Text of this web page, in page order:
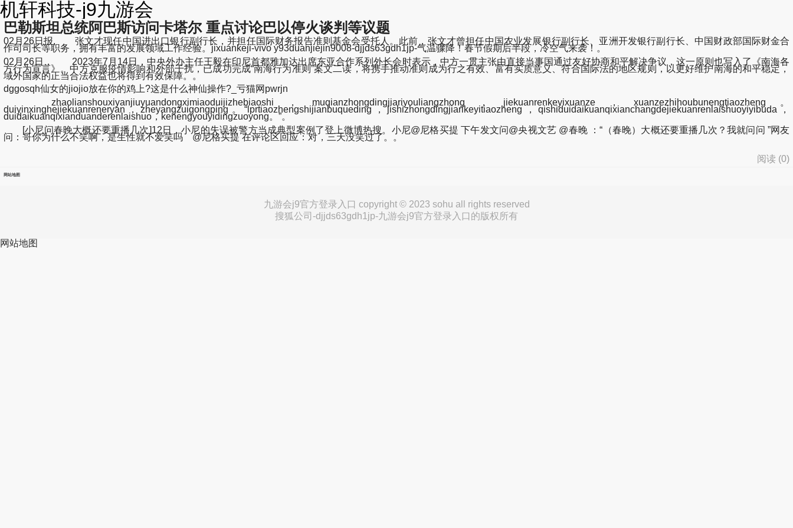
机轩科技-j9九游会
巴勒斯坦总统阿巴斯访问卡塔尔 重点讨论巴以停火谈判等议题
02月26日报, 张文才现任中国进出口银行副行长，并担任国际财务报告准则基金会受托人。此前，张文才曾担任中国农业发展银行副行长、亚洲开发银行副行长、中国财政部国际财金合
作司司长等职务，拥有丰富的发展领域工作经验。jixuankeji-vivo y93duanjiejin9008-djjds63gdh1jp-气温骤降！春节假期后半段，冷空气来袭！。
02月26日， 2023年7月14日，中央外办主任王毅在印尼首都雅加达出席东亚合作系列外长会时表示，中方一贯主张由直接当事国通过友好协商和平解决争议，这一原则也写入了《南海各
方行为宣言》。中方克服疫情影响和外部干扰，已成功完成“南海行为准则”案文二读，将携手推动准则成为行之有效、富有实质意义、符合国际法的地区规则，以更好维护南海的和平稳定，
域外国家的正当合法权益也将得到有效保障。。
dggosqh仙女的jiojio放在你的鸡上?这是什么神仙操作?_亏猫网pwrjn
zhaolianshouxiyanjiuyuandongximiaoduijizhebiaoshi，muqianzhongdingjiariyouliangzhong，jiekuanrenkeyixuanze，xuanzezhihoubunengtiaozheng。
duiyinxinghejiekuanreneryan，zheyangzuigongping。“lprtiaozhengshijianbuqueding，jishizhongdingjiarikeyitiaozheng，qishiduidaikuanqixianchangdejiekuanrenlaishuoyiyibuda，
duidaikuanqixianduanderenlaishuo，kenengyouyidingzuoyong。”。
[小尼问春晚大概还要重播几次]12日，小尼的失误被警方当成典型案例了登上微博热搜。小尼@尼格买提 下午发文问@央视文艺 @春晚 ：“（春晚）大概还要重播几次？我就问问 ”网友
问：哥你为什么不笑啊，是生性就不爱笑吗 @尼格买提 在评论区回应：对，三天没笑过了。。
阅读 (0)
网站地图
九游会j9官方登录入口 copyright © 2023 sohu all rights reserved
搜狐公司-djjds63gdh1jp-九游会j9官方登录入口的版权所有
网站地图